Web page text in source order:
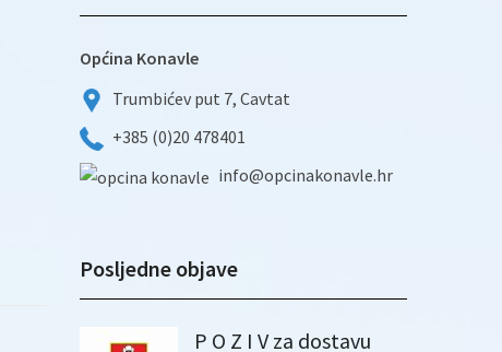
Općina Konavle
Trumbićev put 7, Cavtat
+385 (0)20 478401
info@opcinakonavle.hr
Posljedne objave
P O Z I V za dostavu